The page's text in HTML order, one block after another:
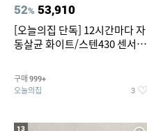
52% 53,910
[오늘의집 단독] 12시간마다 자
동살균 화이트/스텐430 센서휴
구매 999+
오늘의집 3
13